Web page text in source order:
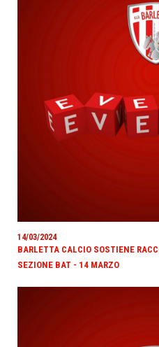
14/03/2024
BARLETTA CALCIO SOSTIENE
SEZIONE BAT - 14 MARZO